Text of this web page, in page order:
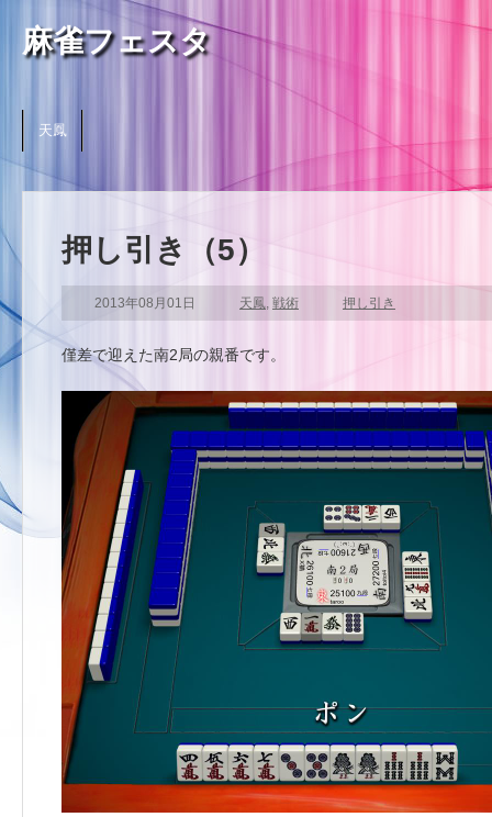
麻雀フェスタ
天鳳
押し引き（5）
2013年08月01日 天鳳, 戦術 押し引き
僅差で迎えた南2局の親番です。